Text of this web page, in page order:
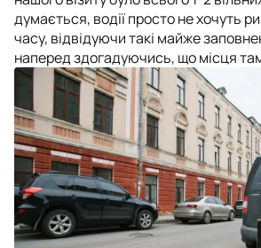
думається, водії просто не хочуть
часу, відвідуючи такі майже
наперед здогадуючись, що місця